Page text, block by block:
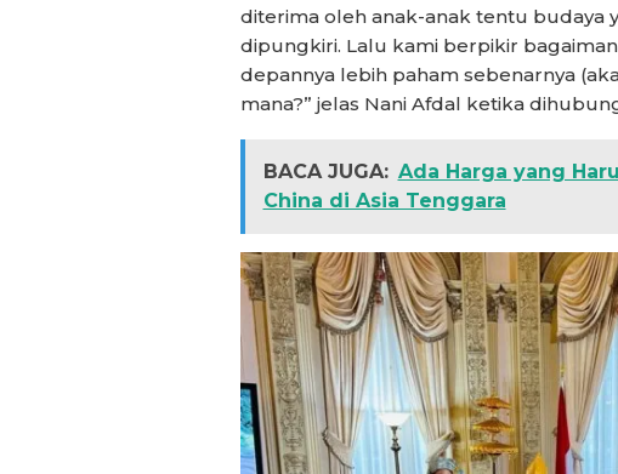
diterima oleh anak-anak tentu budaya
dipungkiri. Lalu kami berpikir
depannya lebih paham sebenarnya
mana?” jelas Nani Afdal ketika
BACA JUGA: Ada Harga yang
China di Asia Tenggara